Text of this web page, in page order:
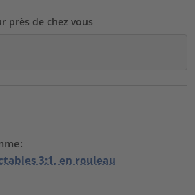
près de chez vous
3:1, en rouleau